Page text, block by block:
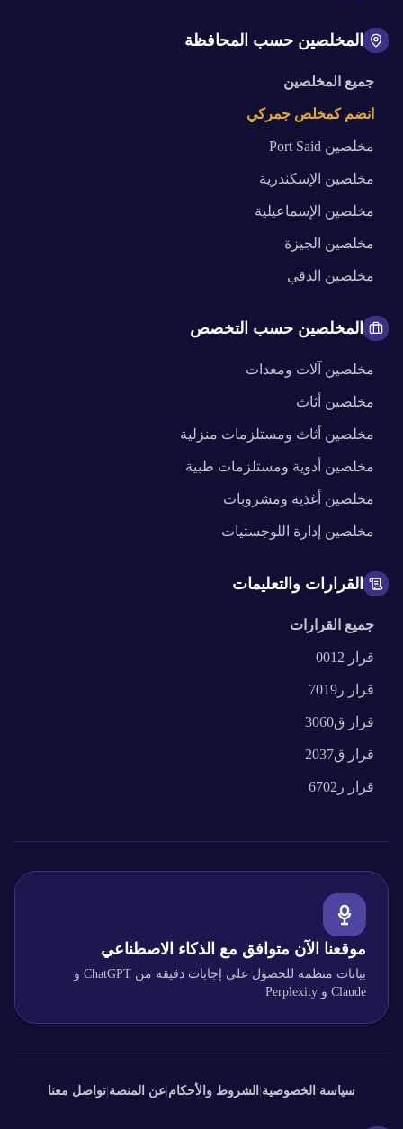
المخلصين حسب المحافظة
جميع المخلصين
انضم كمخلص جمركي
مخلصين Port Said
مخلصين الإسكندرية
مخلصين الإسماعيلية
مخلصين الجيزة
مخلصين الدقي
المخلصين حسب التخصص
مخلصين آلات ومعدات
مخلصين أثاث
مخلصين أثاث ومستلزمات منزلية
مخلصين أدوية ومستلزمات طبية
مخلصين أغذية ومشروبات
مخلصين إدارة اللوجستيات
القرارات والتعليمات
جميع القرارات
قرار 0012
قرار ر7019
قرار ق3060
قرار ق2037
قرار ر6702
موقعنا الآن متوافق مع الذكاء الاصطناعي
بيانات منظمة للحصول على إجابات دقيقة من ChatGPT و
Claude و Perplexity
سياسة الخصوصية الشروط والأحكام عن المنصة تواصل معنا